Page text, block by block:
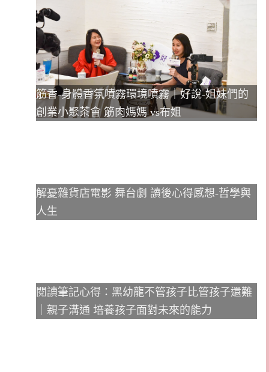
筋香-身體香氛噴霧環境噴霧｜好說-姐妹們的
創業小聚茶會 筋肉媽媽 vs布姐
解憂雜貨店電影 舞台劇 讀後心得感想-哲學與
人生
閱讀筆記心得：黑幼龍不管孩子比管孩子還難
｜親子溝通 培養孩子面對未來的能力